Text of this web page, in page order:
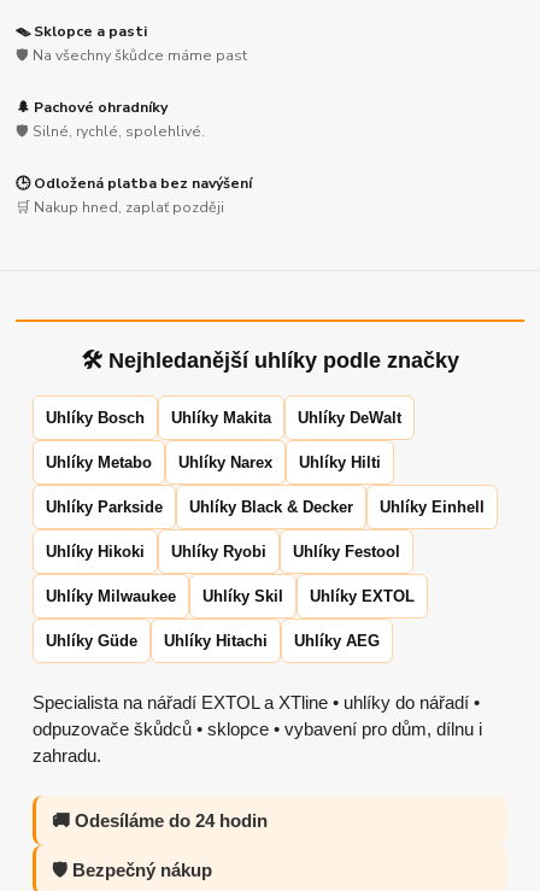
🪤 Sklopce a pasti
🛡️ Na všechny škůdce máme past
🌲 Pachové ohradníky
🛡️ Silné, rychlé, spolehlivé.
🕒 Odložená platba bez navýšení
🛒 Nakup hned, zaplať později
🛠 Nejhledanější uhlíky podle značky
Uhlíky Bosch Uhlíky Makita Uhlíky DeWalt
Uhlíky Metabo Uhlíky Narex Uhlíky Hilti
Uhlíky Parkside Uhlíky Black & Decker Uhlíky Einhell
Uhlíky Hikoki Uhlíky Ryobi Uhlíky Festool
Uhlíky Milwaukee Uhlíky Skil Uhlíky EXTOL
Uhlíky Güde Uhlíky Hitachi Uhlíky AEG
Specialista na nářadí EXTOL a XTline • uhlíky do nářadí •
odpuzovače škůdců • sklopce • vybavení pro dům, dílnu i
zahradu.
🚚 Odesíláme do 24 hodin
🛡️ Bezpečný nákup